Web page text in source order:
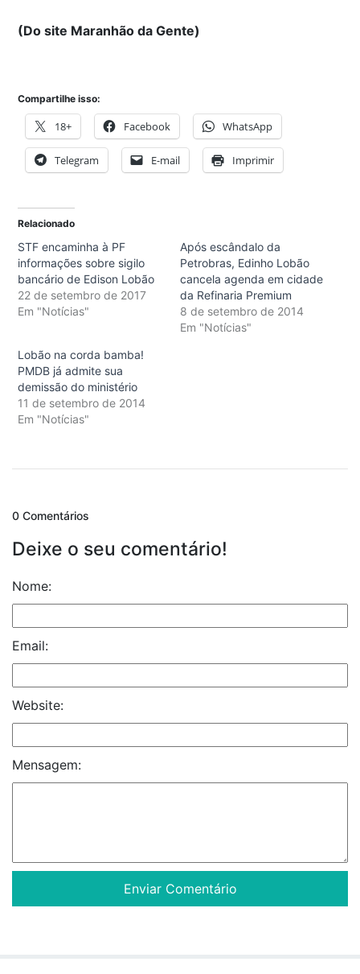
(Do site Maranhão da Gente)
Compartilhe isso:
18+ Facebook WhatsApp
Telegram E-mail Imprimir
Relacionado
STF encaminha à PF
informações sobre sigilo
bancário de Edison Lobão
22 de setembro de 2017
Em "Notícias"
Após escândalo da
Petrobras, Edinho Lobão
cancela agenda em cidade
da Refinaria Premium
8 de setembro de 2014
Em "Notícias"
Lobão na corda bamba!
PMDB já admite sua
demissão do ministério
11 de setembro de 2014
Em "Notícias"
0 Comentários
Deixe o seu comentário!
Nome:
Email:
Website:
Mensagem: